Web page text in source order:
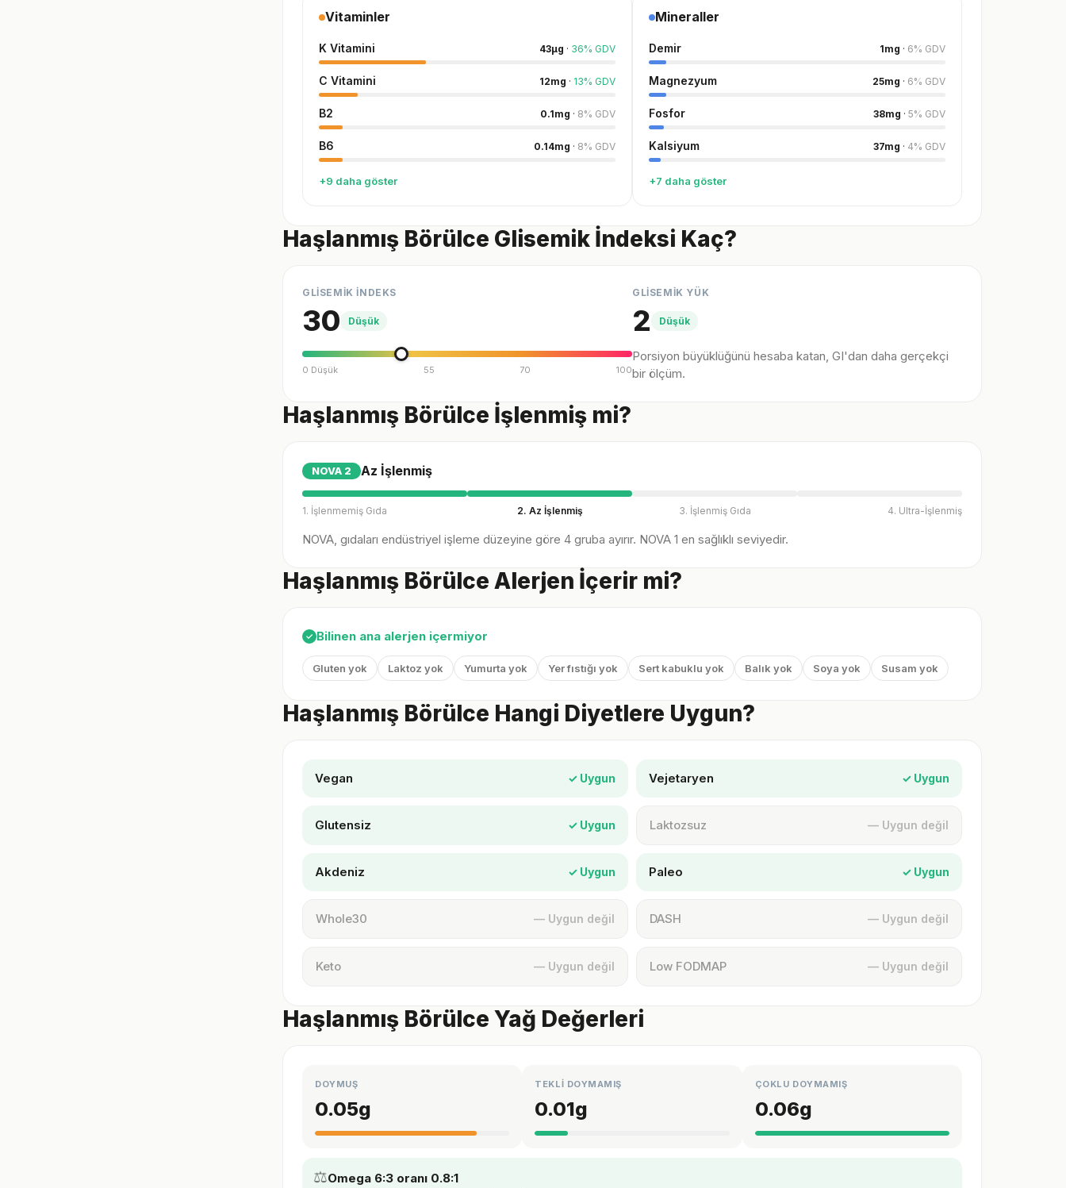
Vitaminler
K Vitamini 43µg · 36% GDV
C Vitamini 12mg · 13% GDV
B2 0.1mg · 8% GDV
B6 0.14mg · 8% GDV
+9 daha göster
Mineraller
Demir 1mg · 6% GDV
Magnezyum 25mg · 6% GDV
Fosfor 38mg · 5% GDV
Kalsiyum 37mg · 4% GDV
+7 daha göster
Haşlanmış Börülce Glisemik İndeksi Kaç?
GLİSEMİK İNDEKS
30 Düşük
0 Düşük 55 70 100
GLİSEMİK YÜK
2 Düşük
Porsiyon büyüklüğünü hesaba katan, GI'dan daha gerçekçi
bir ölçüm.
Haşlanmış Börülce İşlenmiş mi?
NOVA 2 Az İşlenmiş
1. İşlenmemiş Gıda 2. Az İşlenmiş 3. İşlenmiş Gıda 4. Ultra-İşlenmiş
NOVA, gıdaları endüstriyel işleme düzeyine göre 4 gruba ayırır. NOVA 1 en sağlıklı seviyedir.
Haşlanmış Börülce Alerjen İçerir mi?
✓ Bilinen ana alerjen içermiyor
Gluten yok Laktoz yok Yumurta yok Yer fıstığı yok Sert kabuklu yok Balık yok Soya yok Susam yok
Haşlanmış Börülce Hangi Diyetlere Uygun?
Vegan ✓ Uygun Vejetaryen ✓ Uygun
Glutensiz ✓ Uygun Laktozsuz — Uygun değil
Akdeniz ✓ Uygun Paleo ✓ Uygun
Whole30 — Uygun değil DASH — Uygun değil
Keto — Uygun değil Low FODMAP — Uygun değil
Haşlanmış Börülce Yağ Değerleri
DOYMUŞ
0.05g
TEKLİ DOYMAMIŞ
0.01g
ÇOKLU DOYMAMIŞ
0.06g
⚖️Omega 6:3 oranı 0.8:1